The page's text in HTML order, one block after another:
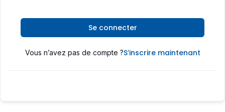
Se connecter
Vous n’avez pas de compte ?S’inscrire maintenant